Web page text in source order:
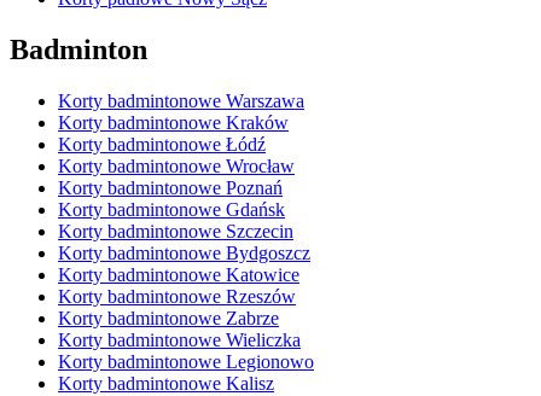
Badminton
Korty badmintonowe Warszawa
Korty badmintonowe Kraków
Korty badmintonowe Łódź
Korty badmintonowe Wrocław
Korty badmintonowe Poznań
Korty badmintonowe Gdańsk
Korty badmintonowe Szczecin
Korty badmintonowe Bydgoszcz
Korty badmintonowe Katowice
Korty badmintonowe Rzeszów
Korty badmintonowe Zabrze
Korty badmintonowe Wieliczka
Korty badmintonowe Legionowo
Korty badmintonowe Kalisz